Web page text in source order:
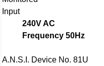
Input
240V AC
Frequency 50Hz
A.N.S.I. Device No. 81U